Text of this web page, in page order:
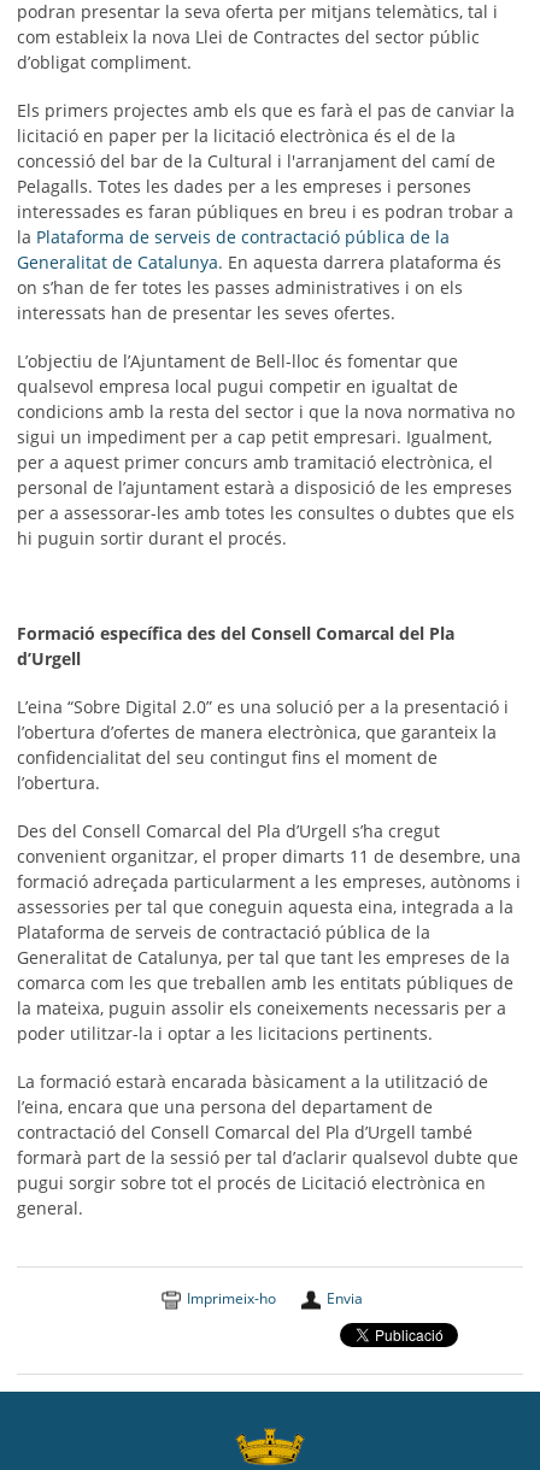
podran presentar la seva oferta per mitjans telemàtics, tal i
com estableix la nova Llei de Contractes del sector públic
d’obligat compliment.
Els primers projectes amb els que es farà el pas de canviar la
licitació en paper per la licitació electrònica és el de la
concessió del bar de la Cultural i l'arranjament del camí de
Pelagalls. Totes les dades per a les empreses i persones
interessades es faran públiques en breu i es podran trobar a
la Plataforma de serveis de contractació pública de la
Generalitat de Catalunya. En aquesta darrera plataforma és
on s’han de fer totes les passes administratives i on els
interessats han de presentar les seves ofertes.
L’objectiu de l’Ajuntament de Bell-lloc és fomentar que
qualsevol empresa local pugui competir en igualtat de
condicions amb la resta del sector i que la nova normativa no
sigui un impediment per a cap petit empresari. Igualment,
per a aquest primer concurs amb tramitació electrònica, el
personal de l’ajuntament estarà a disposició de les empreses
per a assessorar-les amb totes les consultes o dubtes que els
hi puguin sortir durant el procés.
Formació específica des del Consell Comarcal del Pla
d’Urgell
L’eina “Sobre Digital 2.0” es una solució per a la presentació i
l’obertura d’ofertes de manera electrònica, que garanteix la
confidencialitat del seu contingut fins el moment de
l’obertura.
Des del Consell Comarcal del Pla d’Urgell s’ha cregut
convenient organitzar, el proper dimarts 11 de desembre, una
formació adreçada particularment a les empreses, autònoms i
assessories per tal que coneguin aquesta eina, integrada a la
Plataforma de serveis de contractació pública de la
Generalitat de Catalunya, per tal que tant les empreses de la
comarca com les que treballen amb les entitats públiques de
la mateixa, puguin assolir els coneixements necessaris per a
poder utilitzar-la i optar a les licitacions pertinents.
La formació estarà encarada bàsicament a la utilització de
l’eina, encara que una persona del departament de
contractació del Consell Comarcal del Pla d’Urgell també
formarà part de la sessió per tal d’aclarir qualsevol dubte que
pugui sorgir sobre tot el procés de Licitació electrònica en
general.
Imprimeix-ho Envia